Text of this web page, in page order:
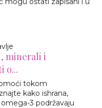
minerali i
o...
tokom
kako ishrana,
3 podržavaju